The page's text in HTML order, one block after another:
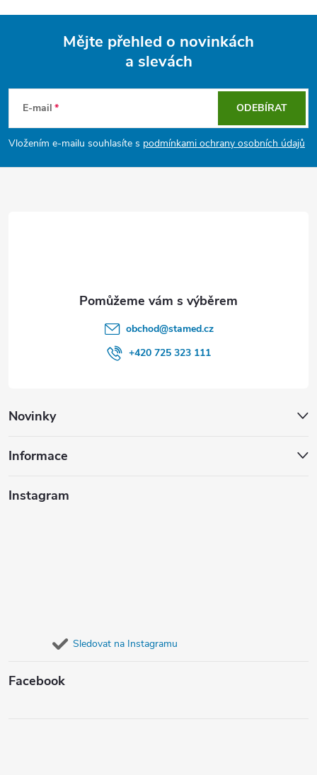
p
a
Mějte přehled o novinkách
a slevách
E-mail
Vložením e-mailu souhlasíte s podmínkami ochrany osobních údajů
ODEBÍRAT
Novinky
Informace
Instagram
Sledovat na Instagramu
Facebook
obchod@stamed.cz
+420 725 323 111